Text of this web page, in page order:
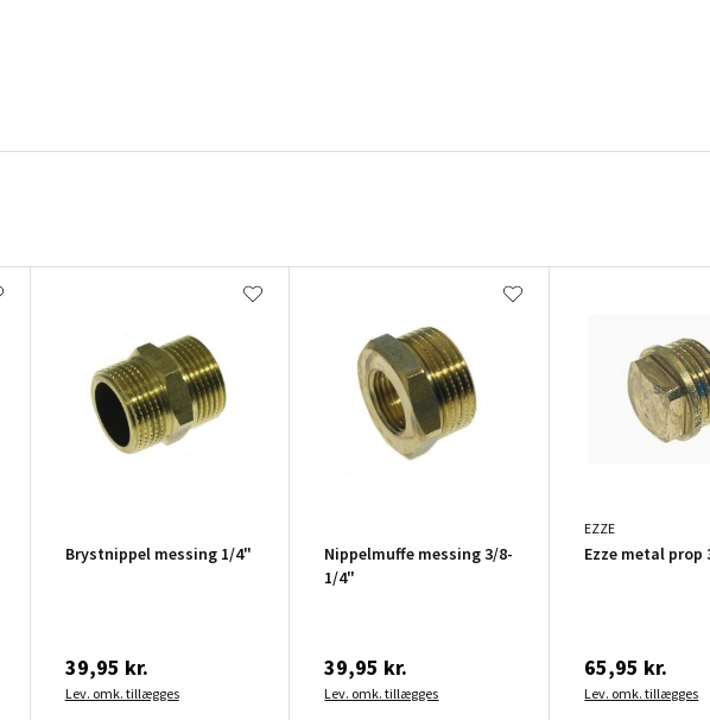
Brystnippel messing 1/4"
39,95 kr.
Lev. omk. tillægges
Nippelmuffe messing 3/8-
1/4"
39,95 kr.
Lev. omk. tillægges
EZZE
Ezze metal prop
65,95 kr.
Lev. omk. tillægges